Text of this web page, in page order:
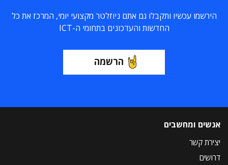
הירשמו עכשיו ותקבלו גם אתם ניוזלטר מקצועי יומי, המרכז את כל
החדשות והעדכונים בתחומי ה-ICT
הרשמה
אנשים ומחשבים
יצירת קשר
דרושים